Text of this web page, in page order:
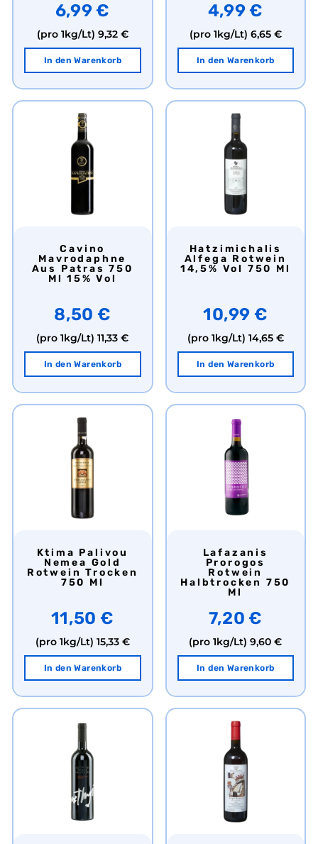
6,99 €
(pro 1kg/Lt) 9,32 €
In den Warenkorb
4,99 €
(pro 1kg/Lt) 6,65 €
In den Warenkorb
Cavino
Mavrodaphne
Aus Patras 750
Ml 15% Vol
8,50 €
(pro 1kg/Lt) 11,33 €
In den Warenkorb
Hatzimichalis
Alfega Rotwein
14,5% Vol 750 Ml
10,99 €
(pro 1kg/Lt) 14,65 €
In den Warenkorb
Ktima Palivou
Nemea Gold
Rotwein Trocken
750 Ml
11,50 €
(pro 1kg/Lt) 15,33 €
In den Warenkorb
Lafazanis
Prorogos
Rotwein
Halbtrocken 750
Ml
7,20 €
(pro 1kg/Lt) 9,60 €
In den Warenkorb